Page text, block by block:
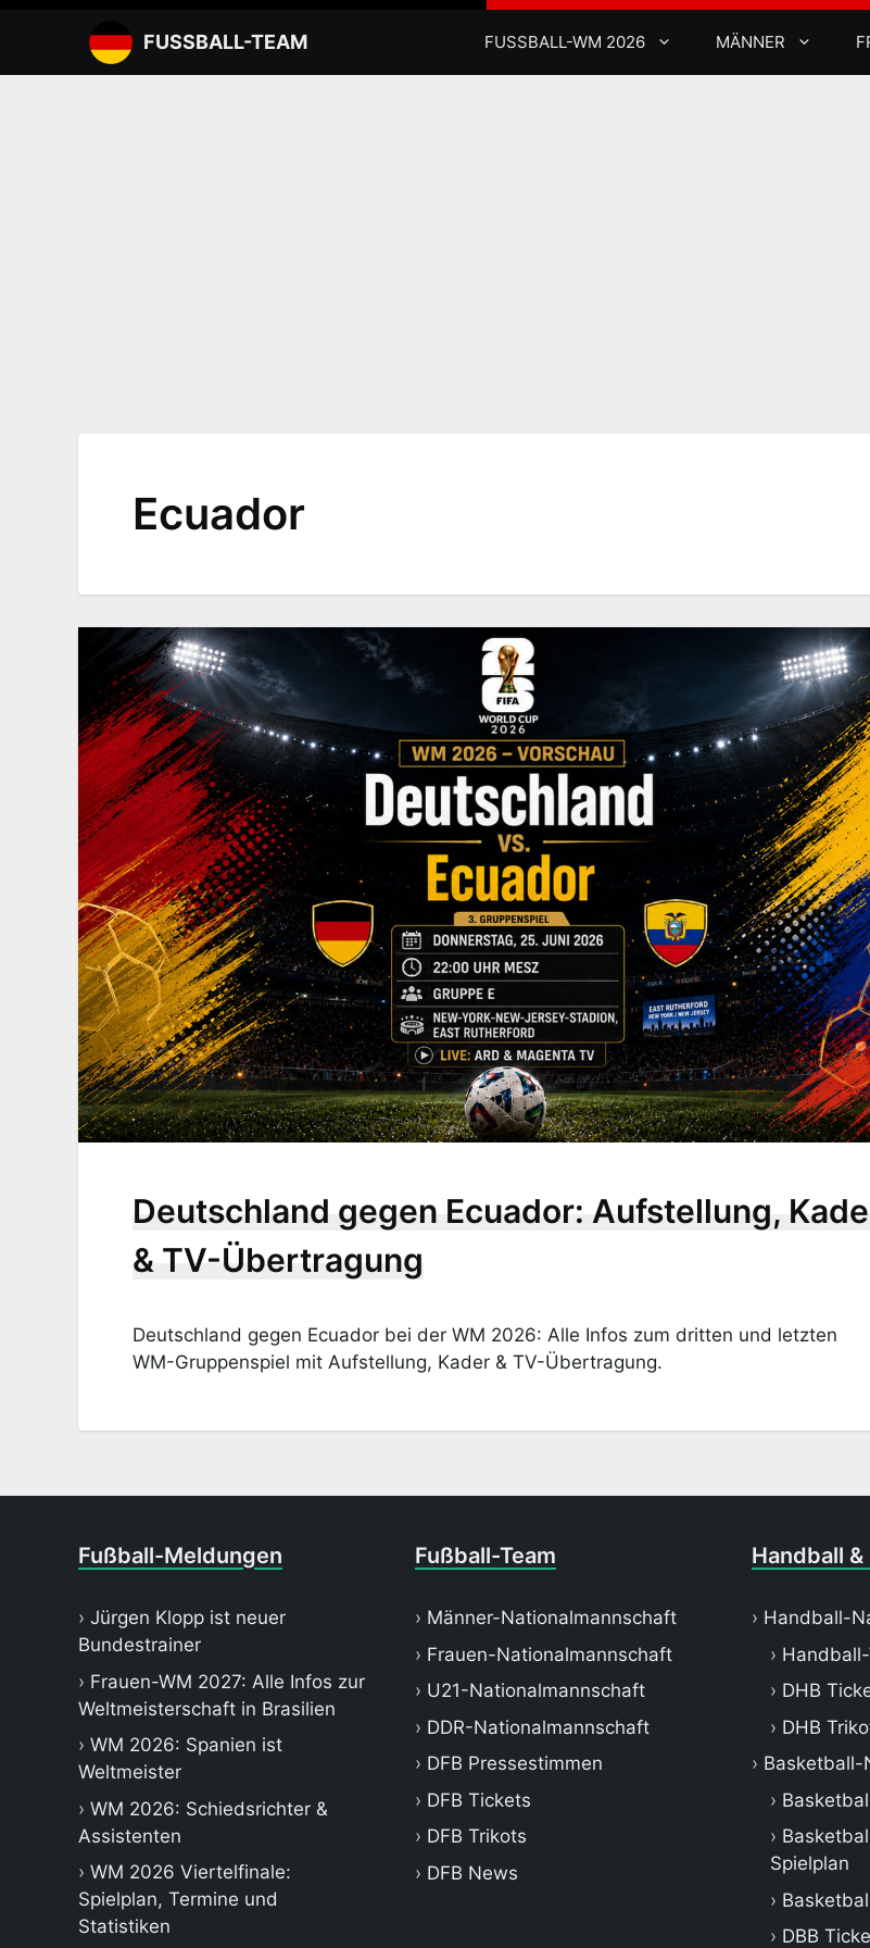
FUSSBALL-TEAM FUSSBALL-WM 2026 MÄNNER
Ecuador
Deutschland gegen Ecuador: Aufstellung,
& TV-Übertragung
Deutschland gegen Ecuador bei der WM 2026: Alle Infos zum dritten und letzten
WM-Gruppenspiel mit Aufstellung, Kader & TV-Übertragung.
Fußball-Meldungen
Jürgen Klopp ist neuer
Bundestrainer
Frauen-WM 2027: Alle Infos zur
Weltmeisterschaft in Brasilien
WM 2026: Spanien ist
Weltmeister
WM 2026: Schiedsrichter &
Assistenten
WM 2026 Viertelfinale:
Spielplan, Termine und
Statistiken
Fußball-Team
Männer-Nationalmannschaft
Frauen-Nationalmannschaft
U21-Nationalmannschaft
DDR-Nationalmannschaft
DFB Pressestimmen
DFB Tickets
DFB Trikots
DFB News
Handball
Handball-
DHB
DHB
Basketball-
Spielplan
DBB